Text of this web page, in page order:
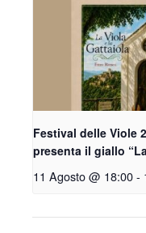
Festival delle Viole
presenta il giallo
11 Agosto @ 18:00-